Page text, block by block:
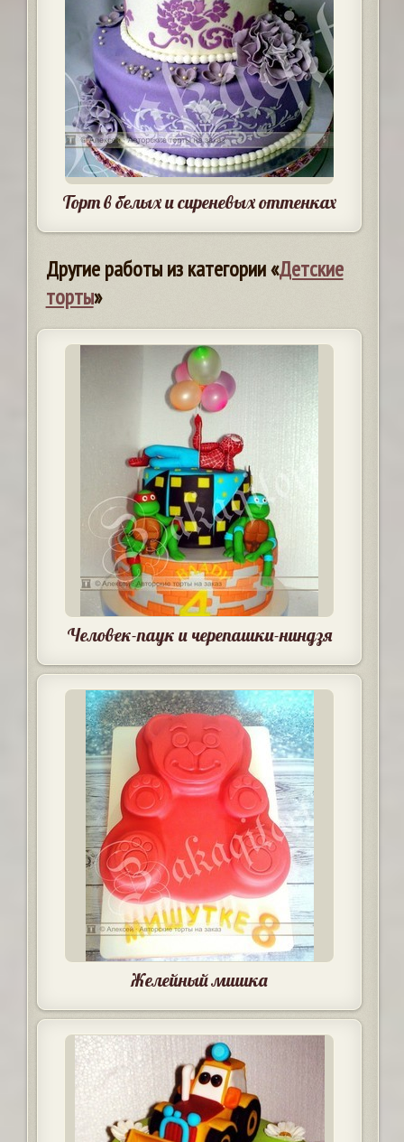
Торт в белых и сиреневых оттенках
Другие работы из категории «Детские
торты»
Человек-паук и черепашки-ниндзя
Желейный мишка